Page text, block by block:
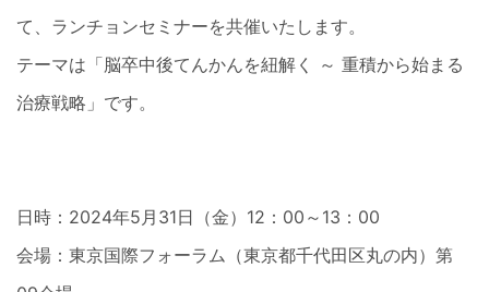
て、ランチョンセミナーを共催いたします。
テーマは「脳卒中後てんかんを紐解く ～ 重積から始まる
治療戦略」です。
日時：2024年5月31日（金）12：00～13：00
会場：東京国際フォーラム（東京都千代田区丸の内）第